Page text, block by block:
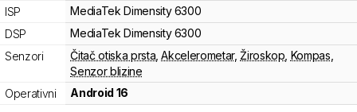
ISP
MediaTek Dimensity 6300
DSP
MediaTek Dimensity 6300
Senzori
Čitač otiska prsta ,Akcelerometar,Žiroskop Kompas
Senzor blizine
Operativni
Android 16